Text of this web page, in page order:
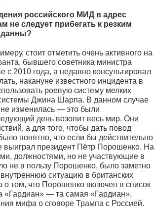
российского МИД в адрес
не следует прибегать к резким
стоит отметить очень активного на
бывшего советника министра
2010 года, а недавно консультировал
накануне известного инцидента в
роевую систему мелких
Джина Шарпа. В данном случае
изменилась — это были
день возопит весь мир. Они
а для того, чтобы дать повод
понятно, что если бы действительно
выиграл президент Пётр Порошенко. На
должностями, но не участвующие в
не в пользу Порошенко, было заметно
ситуацию в британских
том, что Порошенко включен в список
«Гардиан» — та самая «Гардиан»,
мифа о сговоре Трампа с Россией.